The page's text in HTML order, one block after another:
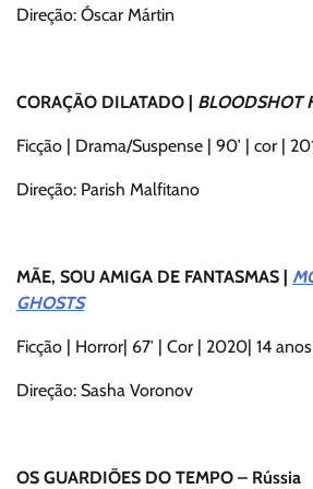
Direção: Óscar Mártin
CORAÇÃO DILATADO | BLOODSHOT
Ficção | Drama/Suspense | 90′ | cor |
Direção: Parish Malfitano
MÃE, SOU AMIGA DE FANTASMAS |
GHOSTS
Ficção | Horror| 67′ | Cor | 2020| 14
Direção: Sasha Voronov
OS GUARDIÕES DO TEMPO – Rússia